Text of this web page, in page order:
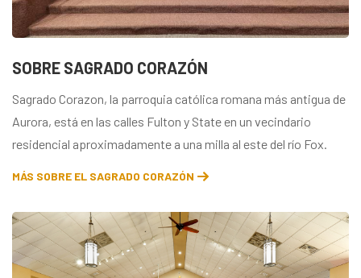
SOBRE SAGRADO CORAZÓN
Sagrado Corazon, la parroquia católica romana más antigua de
Aurora, está en las calles Fulton y State en un vecindario
residencial aproximadamente a una milla al este del río Fox.
MÁS SOBRE EL SAGRADO CORAZÓN